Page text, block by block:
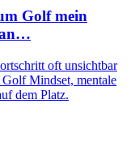
Golf mein
an…
oft unsichtbar
Mindset, mentale
dem Platz.